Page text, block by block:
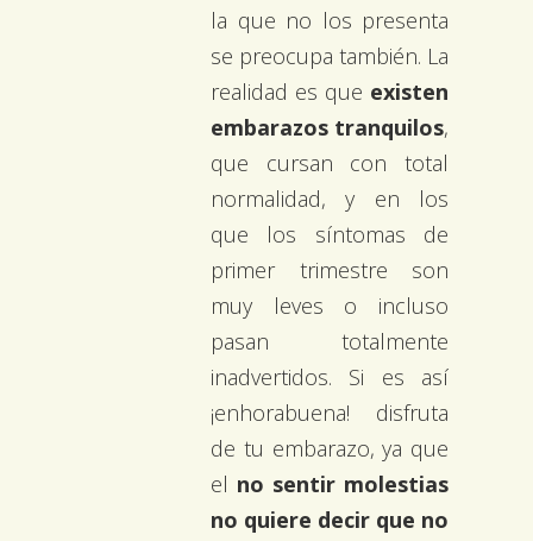
la que no los presenta
se preocupa también. La
realidad es que existen
embarazos tranquilos,
que cursan con total
normalidad, y en los
que los síntomas de
primer trimestre son
muy leves o incluso
pasan totalmente
inadvertidos. Si es así
¡enhorabuena! disfruta
de tu embarazo, ya que
el no sentir molestias
no quiere decir que no